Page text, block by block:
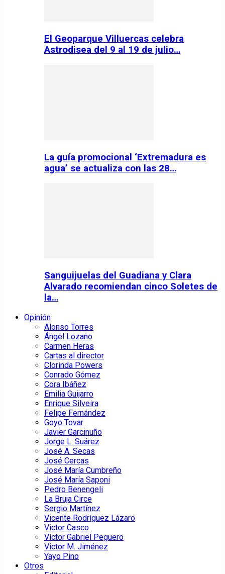
El Geoparque Villuercas celebra
Astrodisea del 9 al 19 de julio…
La guía promocional ‘Extremadura es
agua’ se actualiza con las 28…
Sanguijuelas del Guadiana y Clara
Alvarado recomiendan cinco Soletes de
la…
Opinión
Alonso Torres
Ángel Lozano
Carmen Heras
Cartas al director
Clorinda Powers
Conrado Gómez
Cora Ibáñez
Emilia Guijarro
Enrique Silveira
Felipe Fernández
Goyo Tovar
Javier Garcinuño
Jorge L. Suárez
José A. Secas
José Cercas
José María Cumbreño
José María Saponi
Pedro Benengeli
La Bruja Circe
Sergio Martínez
Vicente Rodríguez Lázaro
Victor Casco
Víctor Gabriel Peguero
Victor M. Jiménez
Yayo Pino
Otros